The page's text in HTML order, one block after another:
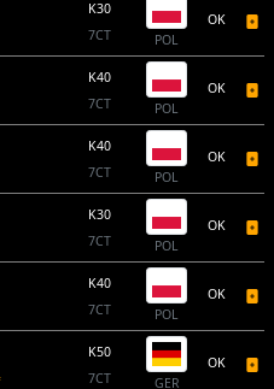
K30
7CT
POL
OK
K40
7CT
POL
OK
K40
7CT
POL
OK
K30
7CT
POL
OK
K40
7CT
POL
OK
K50
7CT
GER
OK